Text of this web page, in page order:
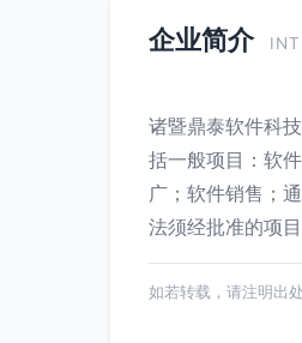
企业简介
诸暨鼎泰软件科
括一般项目：软
广；软件销售；
法须经批准的项
如若转载，请注明